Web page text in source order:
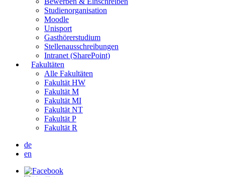
Studienorganisation
Moodle
Unisport
Gasthörerstudium
Stellenausschreibungen
Intranet (SharePoint)
Fakultäten
Alle Fakultäten
Fakultät HW
Fakultät M
Fakultät MI
Fakultät NT
Fakultät P
Fakultät R
de
en